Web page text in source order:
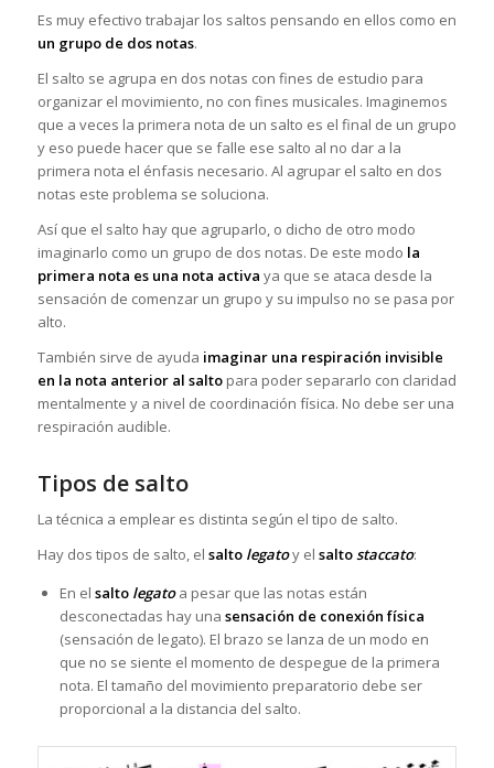
Es muy efectivo trabajar los saltos pensando en ellos como en
un grupo de dos notas.
El salto se agrupa en dos notas con fines de estudio para
organizar el movimiento, no con fines musicales. Imaginemos
que a veces la primera nota de un salto es el final de un grupo
y eso puede hacer que se falle ese salto al no dar a la
primera nota el énfasis necesario. Al agrupar el salto en dos
notas este problema se soluciona.
Así que el salto hay que agruparlo, o dicho de otro modo
imaginarlo como un grupo de dos notas. De este modo la
primera nota es una nota activa ya que se ataca desde la
sensación de comenzar un grupo y su impulso no se pasa por
alto.
También sirve de ayuda imaginar una respiración invisible
en la nota anterior al saltopara poder separarlo con claridad
mentalmente y a nivel de coordinación física. No debe ser una
respiración audible.
Tipos de salto
La técnica a emplear es distinta según el tipo de salto.
Hay dos tipos de salto, el salto legatoy el saltostaccato:
En el salto legatoa pesar que las notas están
desconectadas hay una sensación de conexión física
(sensación de legato). El brazo se lanza de un modo en
que no se siente el momento de despegue de la primera
nota. El tamaño del movimiento preparatorio debe ser
proporcional a la distancia del salto.